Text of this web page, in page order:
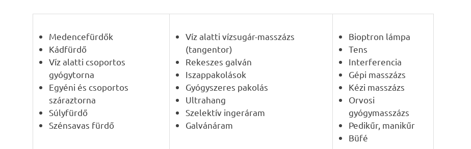
Medencefürdők
Kádfürdő
Víz alatti csoportos
gyógytorna
Egyéni és csoportos
száraztorna
Súlyfürdő
Szénsavas fürdő
Víz alatti vízsugár-masszázs
(tangentor)
Rekeszes galván
Iszappakolások
Gyógyszeres pakolás
Ultrahang
Szelektív ingeráram
Galvánáram
Bioptron lámpa
Tens
Interferencia
Gépi masszázs
Kézi masszázs
Orvosi
gyógymasszázs
Pedikűr, manikűr
Büfé